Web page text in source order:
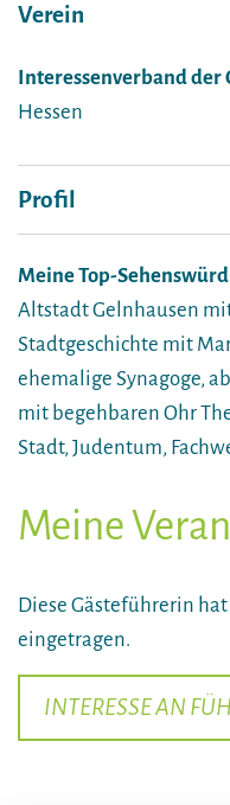
Verein
Interessenverband der
Hessen
Profil
Meine Top-
Altstadt Gelnhausen
Stadtgeschichte mit
ehemalige Synagoge,
mit begehbaren Ohr
Stadt, Judentum,
Meine
Diese Gästeführerin
eingetragen.
INTERESSE AN